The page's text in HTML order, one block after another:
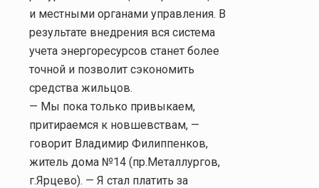
и местными органами управления. В
результате внедрения вся система
учета энергоресурсов станет более
точной и позволит сэкономить
средства жильцов.
— Мы пока только привыкаем,
притираемся к новшевствам, —
говорит Владимир Филиппенков,
житель дома №14 (пр.Металлургов,
г.Ярцево). — Я стал платить за